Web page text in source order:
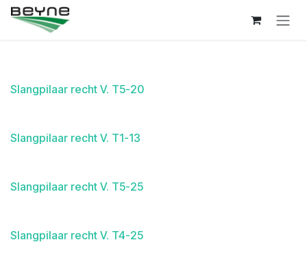
Overslaan naar inhoud
Slangpilaar recht V. T5-20
Slangpilaar recht V. T1-13
Slangpilaar recht V. T5-25
Slangpilaar recht V. T4-25